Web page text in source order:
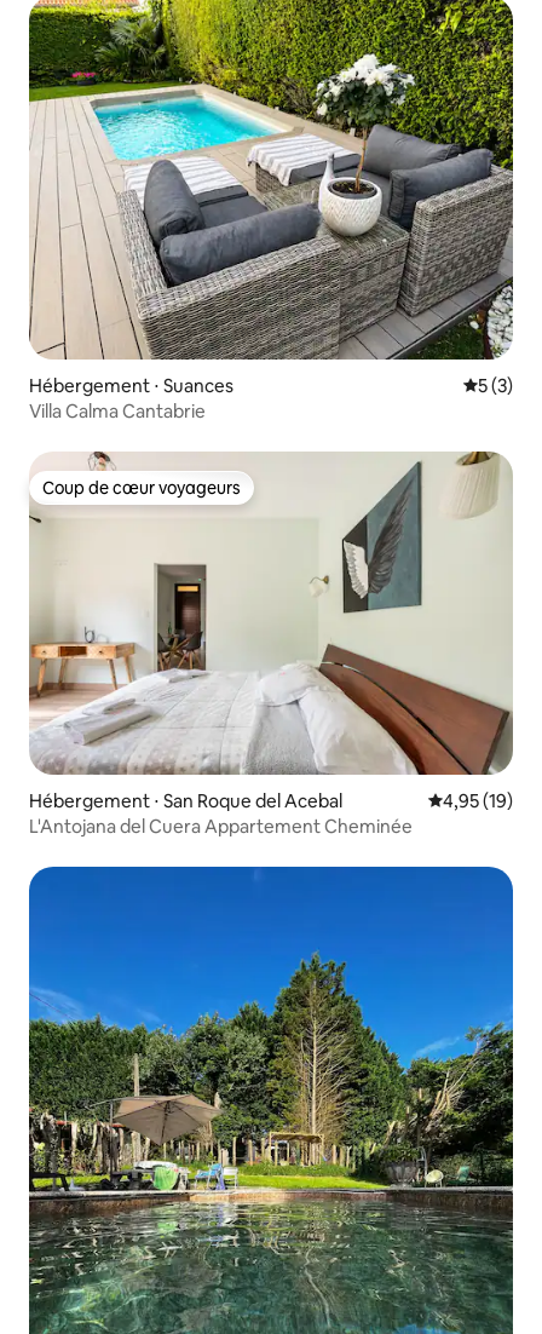
Hébergement ⋅ Suances
5 (3)
Villa Calma Cantabrie
Coup de cœur voyageurs
Coup de cœur voyageurs
Hébergement ⋅ San Roque del Acebal Évaluation
4,95 (19)
L'Antojana del Cuera Appartement Cheminée